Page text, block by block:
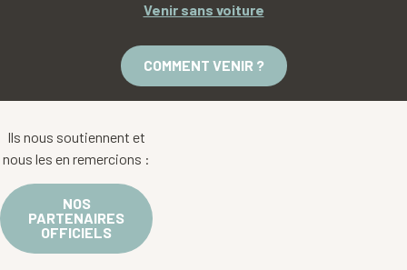
Venir sans voiture
COMMENT VENIR ?
Ils nous soutiennent et
nous les en remercions :
NOS
PARTENAIRES
OFFICIELS